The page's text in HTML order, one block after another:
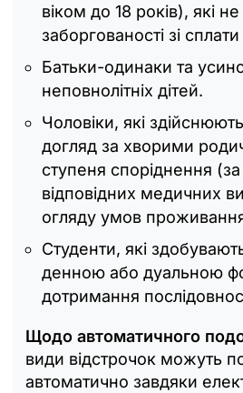
віком до 18 років), які
заборгованості зі сплати
Батьки-одинаки та
неповнолітніх дітей.
Чоловіки, які
догляд за хворими
ступеня споріднення (за
відповідних медичних
огляду умов
Студенти, які
денною або дуальною
дотримання
Щодо автоматичного
види відстрочок можуть
автоматично завдяки